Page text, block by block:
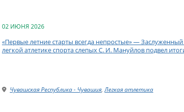
02 ИЮНЯ 2026
«Первые летние старты всегда непростые» —
легкой атлетике спорта слепых С. И. Мануйлов подвел
Чувашская Республика - Чувашия,Легкая атлетика